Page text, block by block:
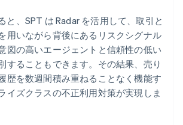
と、SPT は Radar を活用して、取引と
用いながら背後にあるリスクシグナル
図の高いエージェントと信頼性の低い
することもできます。その結果、売り
歴を数週間積み重ねることなく機能す
イズクラスの不正利用対策が実現しま